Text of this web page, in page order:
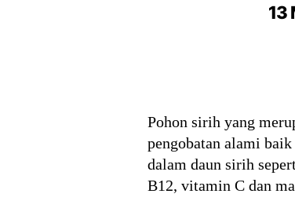
13
Pohon sirih yang
pengobatan alami
dalam daun sirih
B12, vitamin C dan